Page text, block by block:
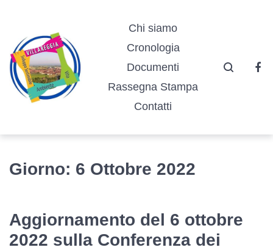
navigazione
principale
contenuto
footer
Chi siamo
Cronologia
Documenti
Rassegna Stampa
Contatti
Giorno: 6 Ottobre 2022
Aggiornamento del 6 ottobre
2022 sulla Conferenza dei